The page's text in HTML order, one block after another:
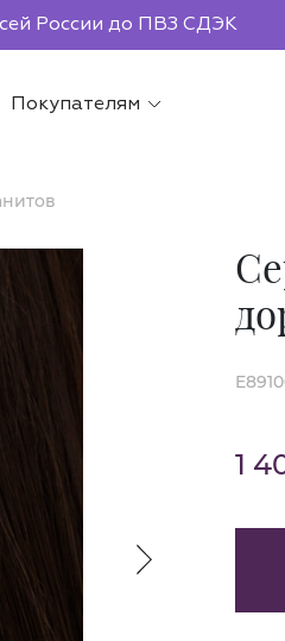
доставка от 2000р.
Покупателям
1